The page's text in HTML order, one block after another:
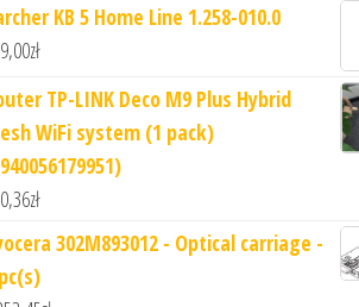
KB 5 Home Line 1.258-010.0
zł
TP-LINK Deco M9 Plus Hybrid
WiFi system (1 pack)
zł
302M893012 - Optical carriage -